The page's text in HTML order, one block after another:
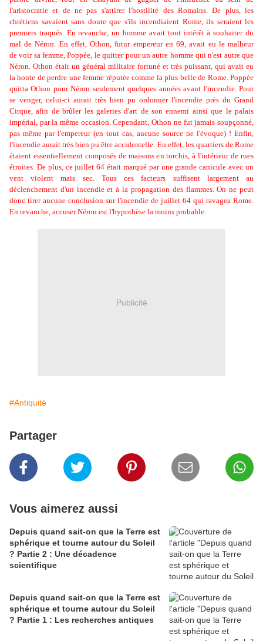
l'aristocratie et de ne pas s'attirer l'hostilité des Romains. De plus, les
chrétiens savaient sans doute que s'ils incendiaient Rome, ils seraient les
premiers traqués. En revanche, un homme avait tout intérêt à souhaiter du
mal de Néron. En effet, Othon, futur empereur en 69, avait eu le malheur
de voir sa femme, Poppée, le quitter pour un autre homme qui n'est autre que
Néron. Othon était un général militaire fortuné et très puissant, qui avait eu
la honte de perdre une femme réputée comme la plus belle de Rome. Poppée
quitta Othon pour Néron seulement quelques années avant l'incendie. Pour
se venger, celui-ci aurait très bien pu ordonner l'incendie près du Grand
Cirque, afin de brûler les galeries d'art de son ennemi ainsi que le palais
impérial, par la même occasion. Cependant, Othon ne fut jamais soupçonné,
pas même par l'empereur (en tout cas, aucune source ne l'évoque) ! Enfin,
l'incendie aurait très bien pu être accidentelle. En effet, les quartiers de Rome
étaient essentiellement composés de maisons en torchis, à l'intérieur de rues
étroites. De plus, ce juillet 64 était marqué par une grande canicule avec un
vent violent mais sec. Tous ces facteurs suffisent largement au
déclenchement d'un incendie et à la propagation des flammes. On ne peut
donc tirer aucune conclusion sur l'incendie de juillet 64 qui ravagea Rome.
En revanche, accuser Néron est l'hypothèse la moins probable.
Publicité
#Antiquité
Partager
Vous aimerez aussi
Depuis quand sait-on que la Terre est
sphérique et tourne autour du Soleil
? Partie 2 : Une décadence
scientifique
Depuis quand sait-on que la Terre est
sphérique et tourne autour du Soleil
? Partie 1 : Les recherches antiques